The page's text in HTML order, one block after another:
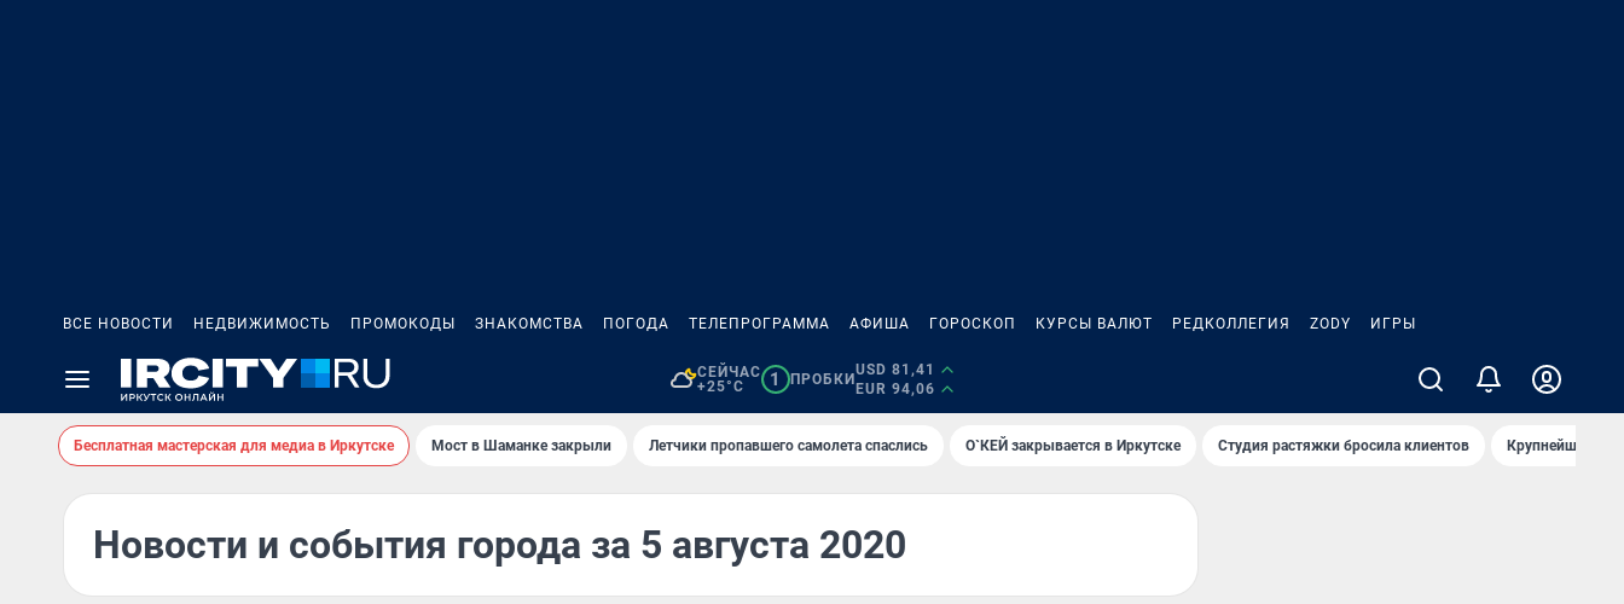
ВСЕ НОВОСТИ НЕДВИЖИМОСТЬ ПРОМОКОДЫ ЗНАКОМСТВА ПОГОДА ТЕЛЕПРОГРАММА АФИША ГОРОСКОП КУРСЫ ВАЛЮТ РЕДКОЛЛЕГИЯ ZODY ИГРЫ
СЕЙЧАС
+25°C
1 ПРОБКИ
USD 81,41
EUR 94,06
Бесплатная мастерская для медиа в Иркутске Мост в Шаманке закрыли Летчики пропавшего самолета спаслись О`КЕЙ закрывается в Иркутске Студия растяжки бросила клиентов Крупнейшие
Новости и события города за 5 августа 2020